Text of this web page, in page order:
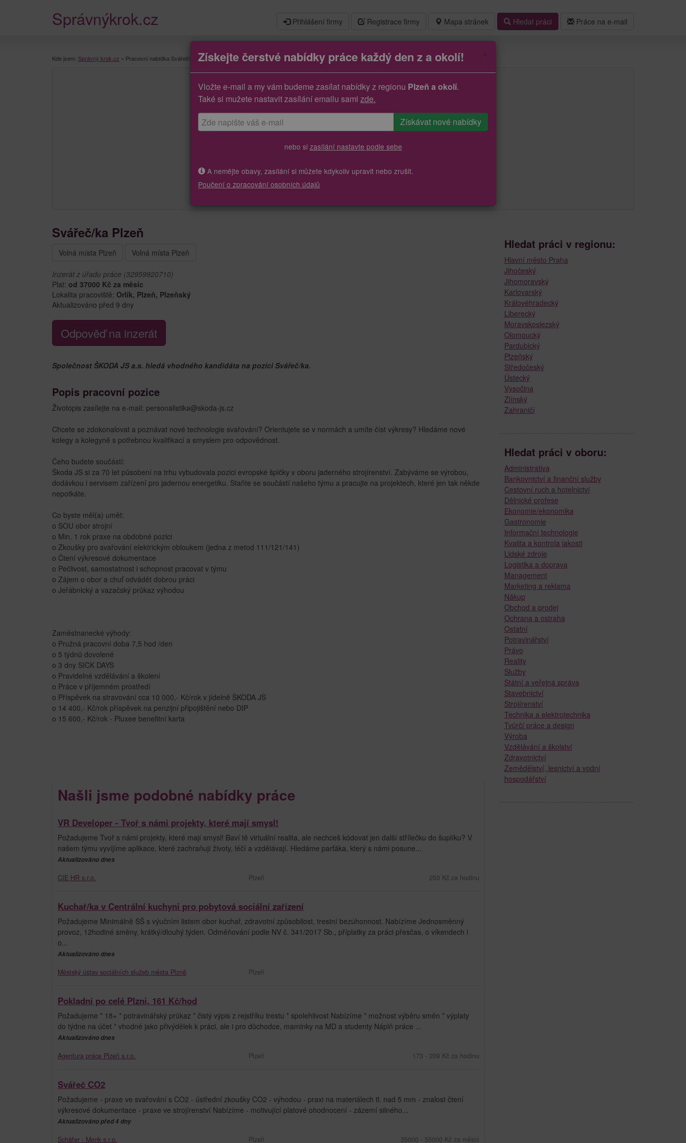
Mapa stránek Hledat práci Práce na e-mail
Správnýkrok.cz Přihlášení firmy Registrace firmy
Kde jsem: Správný krok.cz » Pracovní nabídka Svářeč/ka
Svářeč/ka Plzeň
Volná místa Plzeň Volná místa Plzeň
Inzerát z úřadu práce (32959920710)
Plat: od 37000 Kč za měsíc
Lokalita pracoviště: Orlík, Plzeň, Plzeňský
Aktualizováno před 9 dny
Odpověď na inzerát
Společnost ŠKODA JS a.s. hledá vhodného kandidáta na pozici Svářeč/ka.
Popis pracovní pozice
Životopis zasílejte na e-mail: personalistika@skoda-js.cz
Chcete se zdokonalovat a poznávat nové technologie svařování? Orientujete se v normách a umíte číst výkresy? Hledáme nové
kolegy a kolegyně s potřebnou kvalifikací a smyslem pro odpovědnost.
Čeho budete součástí:
Škoda JS si za 70 let působení na trhu vybudovala pozici evropské špičky v oboru jaderného strojírenství. Zabýváme se výrobou,
dodávkou i servisem zařízení pro jadernou energetiku. Staňte se součástí našeho týmu a pracujte na projektech, které jen tak někde
nepotkáte.
Co byste měl(a) umět:
o SOU obor strojní
o Min. 1 rok praxe na obdobné pozici
o Zkoušky pro svařování elektrickým obloukem (jedna z metod 111/121/141)
o Čtení výkresové dokumentace
o Pečlivost, samostatnost i schopnost pracovat v týmu
o Zájem o obor a chuť odvádět dobrou práci
o Jeřábnický a vazačský průkaz výhodou
Zaměstnanecké výhody:
o Pružná pracovní doba 7,5 hod /den
o 5 týdnů dovolené
o 3 dny SICK DAYS
o Pravidelné vzdělávání a školení
o Práce v příjemném prostředí
o Příspěvek na stravování cca 10 000,- Kč/rok v jídelně ŠKODA JS
o 14 400,- Kč/rok příspěvek na penzijní připojištění nebo DIP
o 15 600,- Kč/rok - Pluxee benefitní karta
Našli jsme podobné nabídky práce
VR Developer - Tvoř s námi projekty, které mají smysl!
Požadujeme Tvoř s námi projekty, které mají smysl! Baví tě virtuální realita, ale nechceš kódovat jen další střílečku do šuplíku? V
našem týmu vyvíjíme aplikace, které zachraňují životy, léčí a vzdělávají. Hledáme parťáka, který s námi posune...
Aktualizováno dnes
CIE HR s.r.o. Plzeň 250 Kč za hodinu
Kuchař/ka v Centrální kuchyni pro pobytová sociální zařízení
Požadujeme Minimálně SŠ s výučním listem obor kuchař, zdravotní způsobilost, trestní bezúhonnost. Nabízíme Jednosměnný
provoz, 12hodiné směny, krátký/dlouhý týden. Odměňování podle NV č. 341/2017 Sb., příplatky za práci přesčas, o víkendech i
o...
Aktualizováno dnes
Městský ústav sociálních služeb města Plzně Plzeň
Pokladní po celé Plzni, 161 Kč/hod
Požadujeme * 18+ * potravinářský průkaz * čistý výpis z rejstříku trestu * spolehlivost Nabízíme * možnost výběru směn * výplaty
do týdne na účet * vhodné jako přivýdělek k práci, ale i pro důchodce, maminky na MD a studenty Náplň práce ...
Aktualizováno dnes
Agentura práce Plzeň s.r.o. Plzeň 173 - 209 Kč za hodinu
Svářeč CO2
Požadujeme - praxe ve svařování s CO2 - ústřední zkoušky CO2 - výhodou - praxi na materiálech tl. nad 5 mm - znalost čtení
výkresové dokumentace - praxe ve strojírenství Nabízíme - motivující platové ohodnocení - zázemí silného...
Aktualizováno před 4 dny
Schäfer - Menk s.r.o. Plzeň 35000 - 55000 Kč za měsíc
Získejte čerstvé nabídky práce každý den z a okolí!
Vložte e-mail a my vám budeme zasílat nabídky z regionu Plzeň a okolí.
Také si mužete nastavit zasílání emailu sami zde.
nebo si zasílání nastavte podle sebe
A nemějte obavy, zasílání si můžete kdykoliv upravit nebo zrušit.
Poučení o zpracování osobních údajů
Hledat práci v regionu:
Hlavní město Praha
Jihočeský
Jihomoravský
Karlovarský
Královéhradecký
Liberecký
Moravskoslezský
Olomoucký
Pardubický
Plzeňský
Středočeský
Ústecký
Vysočina
Zlínský
Zahraničí
Hledat práci v oboru:
Administrativa
Bankovnictví a finanční služby
Cestovní ruch a hotelnictví
Dělnické profese
Ekonomie/ekonomika
Gastronomie
Informační technologie
Kvalita a kontrola jakosti
Lidské zdroje
Logistika a doprava
Management
Marketing a reklama
Nákup
Obchod a prodej
Ochrana a ostraha
Ostatní
Potravinářství
Právo
Reality
Služby
Státní a veřejná správa
Stavebnictví
Strojírenství
Technika a elektrotechnika
Tvůrčí práce a design
Výroba
Vzdělávání a školství
Zdravotnictví
Zemědělství, lesnictví a vodní
hospodářství